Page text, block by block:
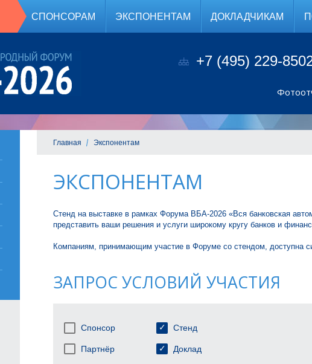
СПОНСОРАМ ЭКСПОНЕНТАМ ДОКЛАДЧИКАМ
+7 (495) 229-
Главная Экспонентам
ЭКСПОНЕНТАМ
Стенд на выставке в рамках Форума ВБА-2026 «Вся банковская
представить ваши решения и услуги широкому кругу банков и
Компаниям, принимающим участие в Форуме со стендом, доступна
ЗАПРОС УСЛОВИЙ УЧАСТИЯ
Спонсор
Партнёр
Стенд
Доклад